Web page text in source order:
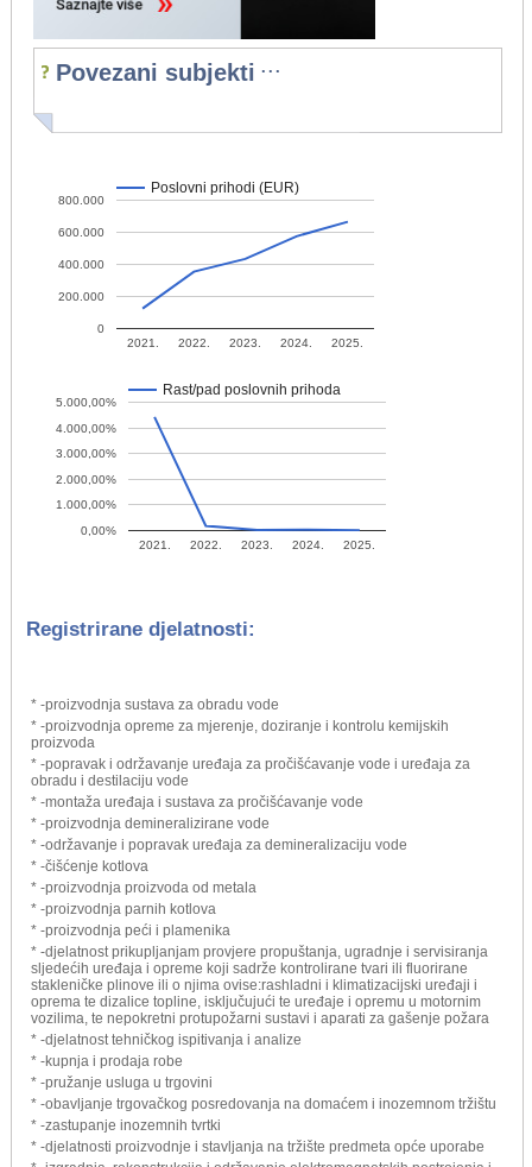
Povezani subjekti ...
Poslovni prihodi (EUR)
2021. 2022. 2023. 2024. 2025.
0
200.000
400.000
600.000
800.000
Rast/pad poslovnih prihoda
2021. 2022. 2023. 2024. 2025.
0,00%
1.000,00%
2.000,00%
3.000,00%
4.000,00%
5.000,00%
Registrirane djelatnosti:
* -proizvodnja sustava za obradu vode
* -proizvodnja opreme za mjerenje, doziranje i kontrolu kemijskih
proizvoda
* -popravak i održavanje uređaja za pročišćavanje vode i uređaja za
obradu i destilaciju vode
* -montaža uređaja i sustava za pročišćavanje vode
* -proizvodnja demineralizirane vode
* -održavanje i popravak uređaja za demineralizaciju vode
* -čišćenje kotlova
* -proizvodnja proizvoda od metala
* -proizvodnja parnih kotlova
* -proizvodnja peći i plamenika
* -djelatnost prikupljanjam provjere propuštanja, ugradnje i servisiranja
sljedećih uređaja i opreme koji sadrže kontrolirane tvari ili fluorirane
stakleničke plinove ili o njima ovise:rashladni i klimatizacijski uređaji i
oprema te dizalice topline, isključujući te uređaje i opremu u motornim
vozilima, te nepokretni protupožarni sustavi i aparati za gašenje požara
* -djelatnost tehničkog ispitivanja i analize
* -kupnja i prodaja robe
* -pružanje usluga u trgovini
* -obavljanje trgovačkog posredovanja na domaćem i inozemnom tržištu
* -zastupanje inozemnih tvrtki
* -djelatnosti proizvodnje i stavljanja na tržište predmeta opće uporabe